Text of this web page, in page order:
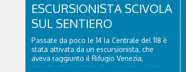
ESCURSIONISTA SCIVOLA
SUL SENTIERO
Passate da poco le 14 la Centrale del 118 è
stata attivata da un escursionista, che
aveva raggiunto il Rifugio Venezia,
avvertendo i gestori che un amico si era